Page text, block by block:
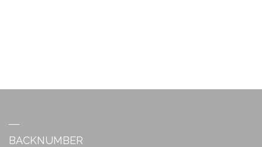
BACKNUMBER